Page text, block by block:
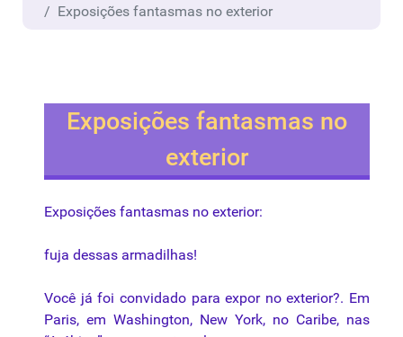
Exposições fantasmas no exterior
Exposições fantasmas no
exterior
Exposições fantasmas no exterior:
fuja dessas armadilhas!
Você já foi convidado para exporno exterior?. Em
Paris, em Washington, New York, no Caribe, nas